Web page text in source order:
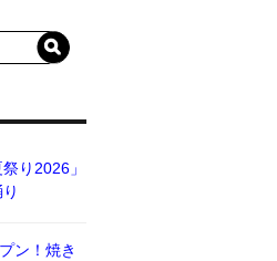
り2026」
ン！焼き